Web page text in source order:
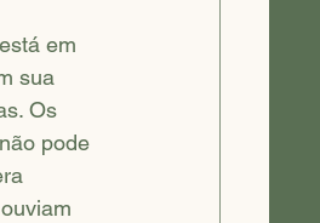
em
sua
Os
pode